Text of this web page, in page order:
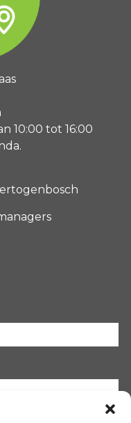
10:00 tot 16:00
.